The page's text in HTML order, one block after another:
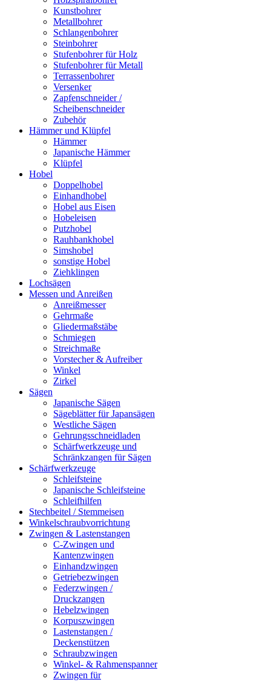
Kunstbohrer
Metallbohrer
Schlangenbohrer
Steinbohrer
Stufenbohrer für Holz
Stufenbohrer für Metall
Terrassenbohrer
Versenker
Zapfenschneider /
Scheibenschneider
Zubehör
Hämmer und Klüpfel
Hämmer
Japanische Hämmer
Klüpfel
Hobel
Doppelhobel
Einhandhobel
Hobel aus Eisen
Hobeleisen
Putzhobel
Rauhbankhobel
Simshobel
sonstige Hobel
Ziehklingen
Lochsägen
Messen und Anreißen
Anreißmesser
Gehrmaße
Gliedermaßstäbe
Schmiegen
Streichmaße
Vorstecher & Aufreiber
Winkel
Zirkel
Sägen
Japanische Sägen
Sägeblätter für Japansägen
Westliche Sägen
Gehrungsschneidladen
Schärfwerkzeuge und
Schränkzangen für Sägen
Schärfwerkzeuge
Schleifsteine
Japanische Schleifsteine
Schleifhilfen
Stechbeitel / Stemmeisen
Winkelschraubvorrichtung
Zwingen & Lastenstangen
C-Zwingen und
Kantenzwingen
Einhandzwingen
Getriebezwingen
Federzwingen /
Druckzangen
Hebelzwingen
Korpuszwingen
Lastenstangen /
Deckenstützen
Schraubzwingen
Winkel- & Rahmenspanner
Zwingen für